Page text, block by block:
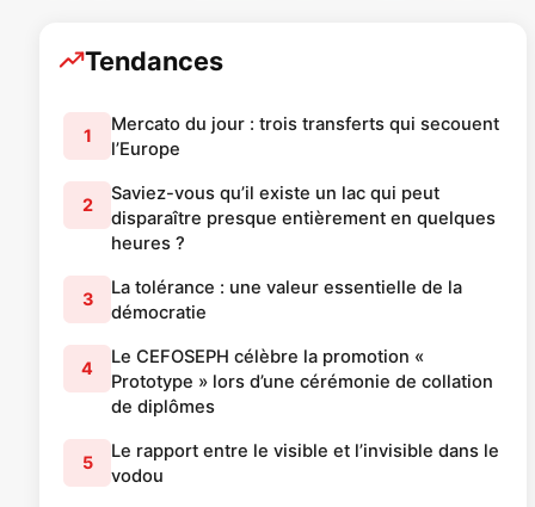
Tendances
1
Mercato du jour : trois transferts qui secouent
l’Europe
2
Saviez-vous qu’il existe un lac qui peut
disparaître presque entièrement en quelques
heures ?
3
La tolérance : une valeur essentielle de la
démocratie
4
Le CEFOSEPH célèbre la promotion «
Prototype » lors d’une cérémonie de collation
de diplômes
5
Le rapport entre le visible et l’invisible dans le
vodou